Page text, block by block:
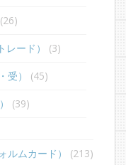
(26)
ード） (3)
） (45)
(39)
ムカード）
(213)